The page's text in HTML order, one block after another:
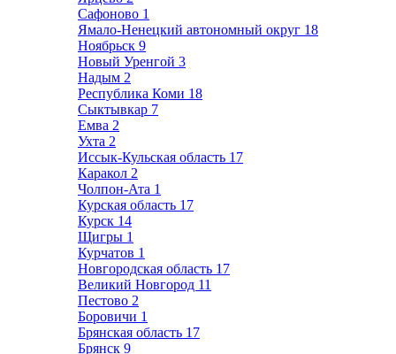
Сафоново 1
Ямало-Ненецкий автономный округ 18
Ноябрьск 9
Новый Уренгой 3
Надым 2
Республика Коми 18
Сыктывкар 7
Емва 2
Ухта 2
Иссык-Кульская область 17
Каракол 2
Чолпон-Ата 1
Курская область 17
Курск 14
Щигры 1
Курчатов 1
Новгородская область 17
Великий Новгород 11
Пестово 2
Боровичи 1
Брянская область 17
Брянск 9